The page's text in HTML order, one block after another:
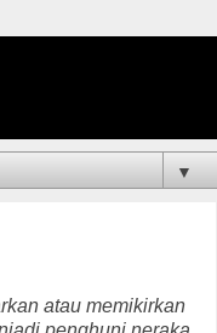
▼
atau memikirkan